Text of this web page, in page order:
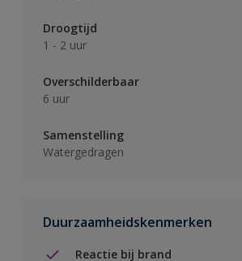
Droogtijd
1 - 2 uur
Overschilderbaar
6 uur
Samenstelling
Watergedragen
Duurzaamheidskenmerken
Reactie bij brand